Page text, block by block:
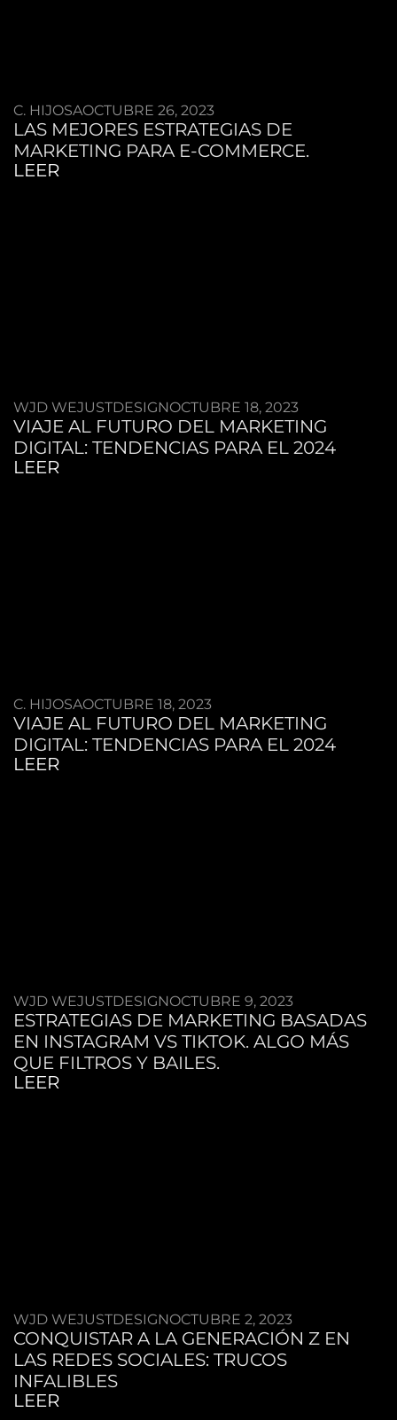
C. HIJOSAOCTUBRE 26, 2023
LAS MEJORES ESTRATEGIAS DE
MARKETING PARA E-COMMERCE.
LEER
WJD WEJUSTDESIGNOCTUBRE 18, 2023
VIAJE AL FUTURO DEL MARKETING
DIGITAL: TENDENCIAS PARA EL 2024
LEER
C. HIJOSAOCTUBRE 18, 2023
VIAJE AL FUTURO DEL MARKETING
DIGITAL: TENDENCIAS PARA EL 2024
LEER
WJD WEJUSTDESIGNOCTUBRE 9, 2023
ESTRATEGIAS DE MARKETING BASADAS
EN INSTAGRAM VS TIKTOK. ALGO MÁS
QUE FILTROS Y BAILES.
LEER
WJD WEJUSTDESIGNOCTUBRE 2, 2023
CONQUISTAR A LA GENERACIÓN Z EN
LAS REDES SOCIALES: TRUCOS
INFALIBLES
LEER